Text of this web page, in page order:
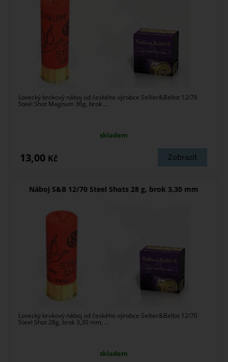
Lovecký brokový náboj od českého výrobce Sellier&Bellot 12/76
Steel Shot Magnum 36g, brok ...
skladem
Zobrazit
13,00 Kč
Náboj S&B 12/70 Steel Shots 28 g, brok 3,30 mm
Lovecký brokový náboj od českého výrobce Sellier&Bellot 12/70
Steel Shot 28g, brok 3,30 mm, ...
skladem